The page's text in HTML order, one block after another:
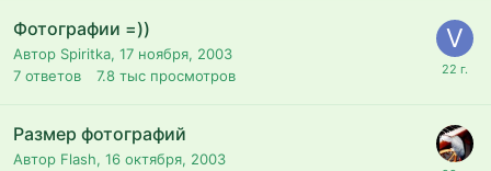
Фотографии =))
Автор Spiritka, 17 ноября, 2003
7 ответов 7.8 тыс просмотров
Размер фотографий
Автор Flash, 16 октября, 2003